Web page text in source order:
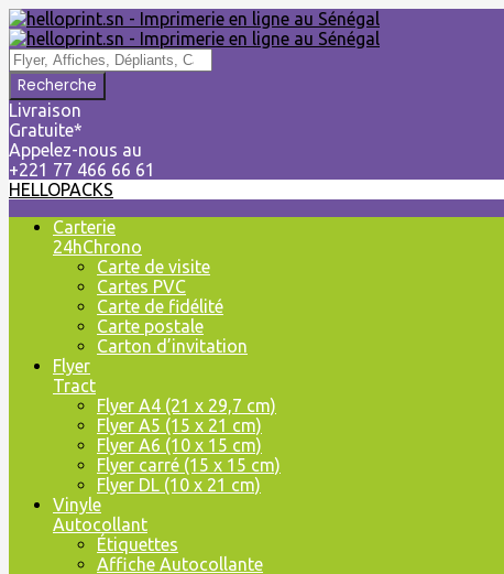
Livraison
Gratuite*
Appelez-nous au
+221 77 466 66 61
HELLOPACKS
Skip
Carterie
24hChrono
Carte de visite
Cartes PVC
Carte de fidélité
Carte postale
Carton d’invitation
Flyer
Tract
Flyer A4 (21 x 29,7 cm)
Flyer A5 (15 x 21 cm)
Flyer A6 (10 x 15 cm)
Flyer carré (15 x 15 cm)
Flyer DL (10 x 21 cm)
Vinyle
Autocollant
Étiquettes
Affiche Autocollante